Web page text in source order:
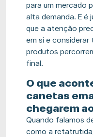
para um mercado
alta demanda. E
que a atenção
em si e
produtos
final.
O que
canetas
chegarem
Quando falamos
como a